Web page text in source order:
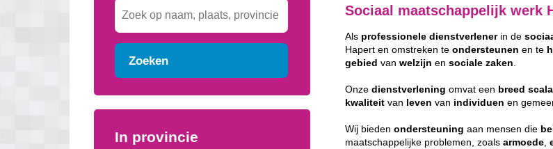
Zoeken
In provincie
Sociaal maatschappelijk werk
Als professionele dienstverlenerin de
Hapert en omstreken teondersteunen en te
gebied vanwelzijn ensociale zaken
Onzedienstverlening omvat een breed scala
kwaliteit van leven van individuen en
Wij biedenondersteuning aan mensen die
maatschappelijke problemen, zoalsarmoede ,